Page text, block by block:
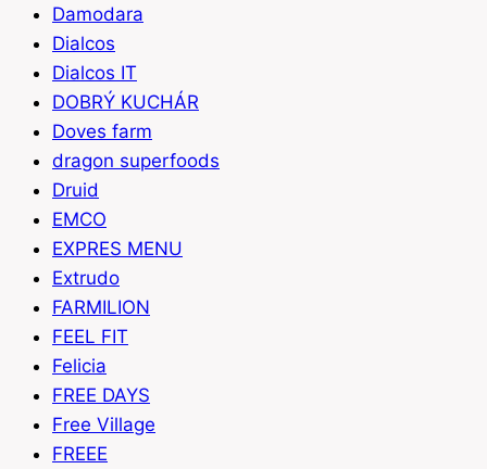
Damodara
Dialcos
Dialcos IT
DOBRÝ KUCHÁR
Doves farm
dragon superfoods
Druid
EMCO
EXPRES MENU
Extrudo
FARMILION
FEEL FIT
Felicia
FREE DAYS
Free Village
FREEE